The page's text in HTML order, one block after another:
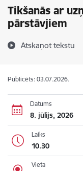
Tikšanās ar
pārstāvjiem
Atskaņot tekstu
Publicēts: 03.07.2026.
Datums
8. jūlijs, 2026
Laiks
10.30
Vieta